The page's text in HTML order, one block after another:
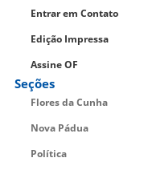
Entrar em Contato
Edição Impressa
Assine OF
Seções
Flores da Cunha
Nova Pádua
Política